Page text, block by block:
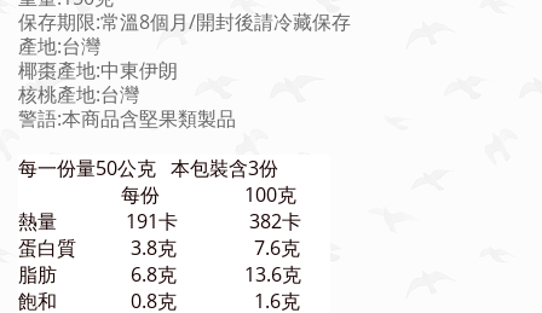
保存期限:常溫8個月/開封後請冷藏保存
產地:台灣
椰棗產地:中東伊朗
核桃產地:台灣
警語:本商品含堅果類製品
每一份量50公克 本包裝含3份
每份
100克
熱量
191卡
382卡
蛋白質
3.8克
7.6克
脂肪
6.8克
13.6克
飽和
0.8克
1.6克